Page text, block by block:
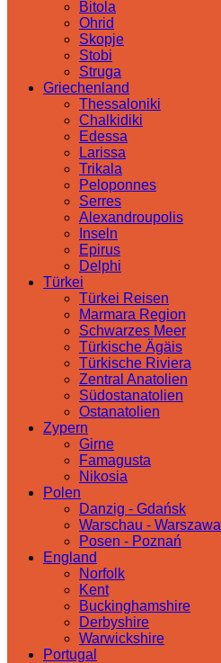
Bitola
Ohrid
Skopje
Stobi
Struga
Griechenland
Thessaloniki
Chalkidiki
Edessa
Larissa
Trikala
Peloponnes
Serres
Alexandroupolis
Inseln
Epirus
Delphi
Türkei
Türkei Reisen
Marmara Region
Schwarzes Meer
Türkische Ägäis
Türkische Riviera
Zentral Anatolien
Südostanatolien
Ostanatolien
Zypern
Girne
Famagusta
Nikosia
Polen
Danzig - Gdańsk
Warschau - Warszawa
Posen - Poznań
England
Norfolk
Kent
Buckinghamshire
Derbyshire
Warwickshire
Portugal